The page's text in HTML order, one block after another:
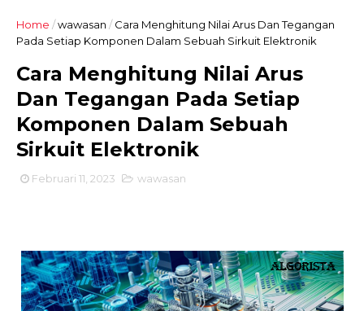
Home /wawasan / Cara Menghitung Nilai Arus Dan Tegangan
Pada Setiap Komponen Dalam Sebuah Sirkuit Elektronik
Cara Menghitung Nilai Arus
Dan Tegangan Pada Setiap
Komponen Dalam Sebuah
Sirkuit Elektronik
Februari 11, 2023 wawasan